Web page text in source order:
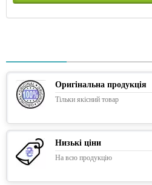
Оригінальна продукція
Тільки якісний товар
Низькі ціни
На всю продукцію